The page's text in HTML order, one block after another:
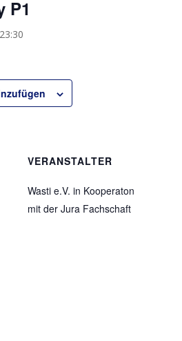
P1
23:30
VERANSTALTER
Wasti e.V. in Kooperaton
mit der Jura Fachschaft